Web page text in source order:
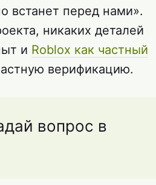
встанет перед нами».
никаких деталей
и Roblox как частный
верификацию.
вопрос в